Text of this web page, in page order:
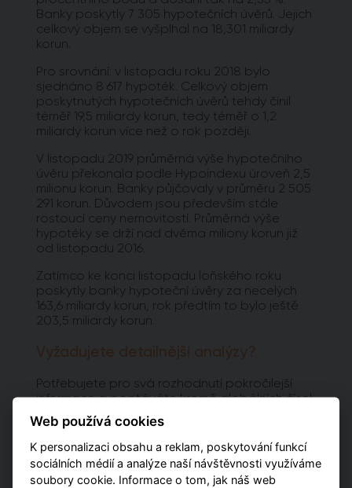
Banky poskytly 7 305 hypotečních úvěrů. Jejich
celkový objem se vyšplhal na 18,301 miliardy
korun.
Pro srovnání: v listopadu roku 2018 bylo
sjednáno 8 617 hypoték. Celkový objem
poskytnutých hypotečních úvěrů tehdy činil
téměř 19,5 miliardy korun, tedy téměř o 1,2
miliardy korun více než o rok později.
V listopadu 2019 průměrná výše hypotečního
úvěru překonala podle Hypoindexu úroveň 2,5
milionu korun. Banky půjčovaly v průměru 2 505
291 korun. Důvodem jsou především stále
rostoucí ceny nemovitostí. Průměrná výše
hypotéky se drží nad dvěma miliony korun již
od listopadu 2016.
Zatímco ke konci listopadu loňského roku
poskytly banky hypoteční úvěry za necelých
163,6 miliardy korun, rok předtím to bylo ještě
203,5 miliardy korun.
Vyžadujete detailnější analýzy?
Potřebujete pro svá rozhodnutí pokročilejší
informace a poptáváte kromě globálních čísel
také detailnější data zaměřená na užší výběr
pražských lokalit? Vyzkoušejte naší aplikaci
Analýzy trhu, kde máte příležitost zakoupit
jednu z detailních analýz vypracovaných pro
jednotlivé městské obvody.
Web používá cookies
K personalizaci obsahu a reklam, poskytování funkcí
sociálních médií a analýze naší návštěvnosti využíváme
soubory cookie. Informace o tom, jak náš web